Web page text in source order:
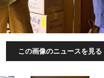
この画像のニュースを見る